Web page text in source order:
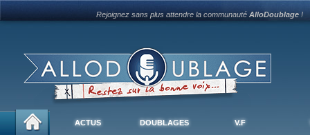
Rejoignez sans plus attendre la communautéAlloDoublage !
ACTUS DOUBLAGES V.F